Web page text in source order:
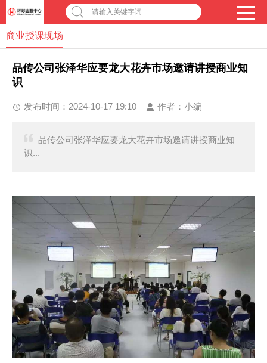
请输入关键字词
商业授课现场
品传公司张泽华应要龙大花卉市场邀请讲授商业知
识
发布时间：2024-10-17 19:10 作者： 小编
品传公司张泽华应要龙大花卉市场邀请讲授商业知
识...